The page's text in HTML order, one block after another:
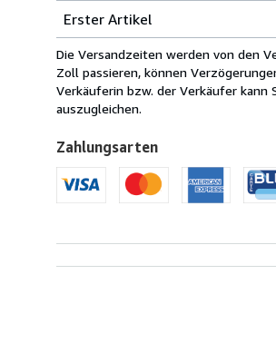
von
Italien
nach
USA
Erster Artikel
Die Versandzeiten werden von den
Zoll passieren, können
Verkäuferin bzw. der Verkäufer
auszugleichen.
Zahlungsarten